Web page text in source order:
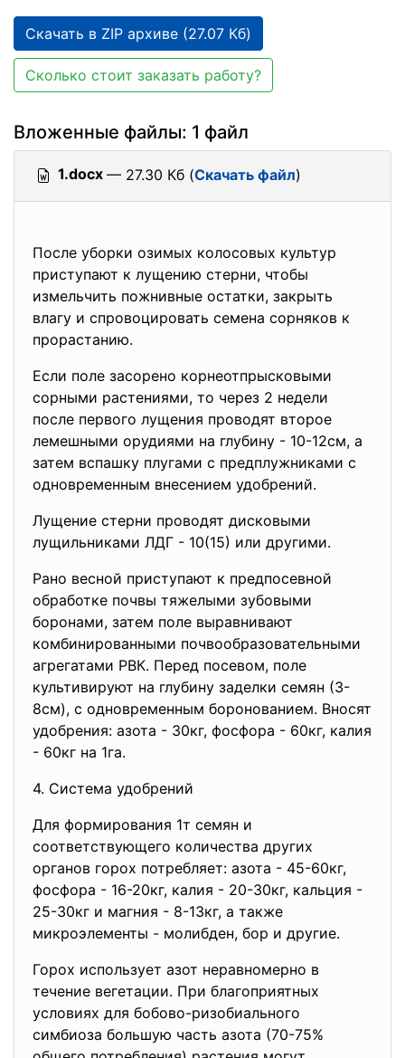
Скачать в ZIP архиве (27.07 Кб)
Сколько стоит заказать работу?
Вложенные файлы: 1 файл
1.docx — 27.30 Кб (Скачать файл)
После уборки озимых колосовых культур
приступают к лущению стерни, чтобы
измельчить пожнивные остатки, закрыть
влагу и спровоцировать семена сорняков к
прорастанию.
Если поле засорено корнеотпрысковыми
сорными растениями, то через 2 недели
после первого лущения проводят второе
лемешными орудиями на глубину - 10-12см, а
затем вспашку плугами с предплужниками с
одновременным внесением удобрений.
Лущение стерни проводят дисковыми
лущильниками ЛДГ - 10(15) или другими.
Рано весной приступают к предпосевной
обработке почвы тяжелыми зубовыми
боронами, затем поле выравнивают
комбинированными почвообразовательными
агрегатами РВК. Перед посевом, поле
культивируют на глубину заделки семян (3-
8см), с одновременным боронованием. Вносят
удобрения: азота - 30кг, фосфора - 60кг, калия
- 60кг на 1га.
4. Система удобрений
Для формирования 1т семян и
соответствующего количества других
органов горох потребляет: азота - 45-60кг,
фосфора - 16-20кг, калия - 20-30кг, кальция -
25-30кг и магния - 8-13кг, а также
микроэлементы - молибден, бор и другие.
Горох использует азот неравномерно в
течение вегетации. При благоприятных
условиях для бобово-ризобиального
симбиоза большую часть азота (70-75%